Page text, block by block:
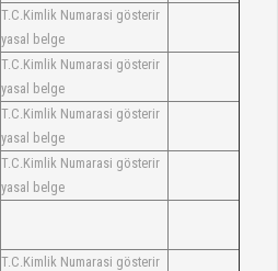
T.C.Kimlik Numarasi gösterir
yasal belge
T.C.Kimlik Numarasi gösterir
yasal belge
T.C.Kimlik Numarasi gösterir
yasal belge
T.C.Kimlik Numarasi gösterir
yasal belge
T.C.Kimlik Numarasi gösterir